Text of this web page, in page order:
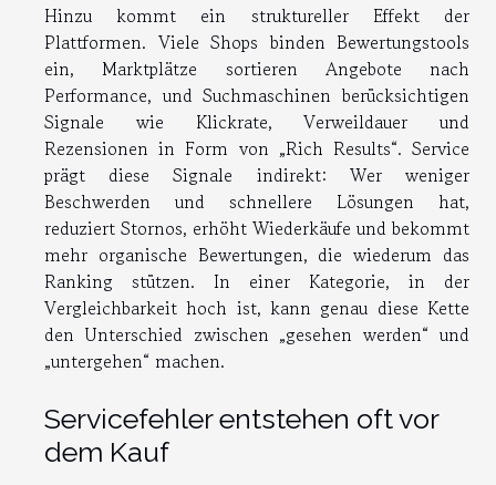
Hinzu kommt ein struktureller Effekt der
Plattformen. Viele Shops binden Bewertungstools
ein, Marktplätze sortieren Angebote nach
Performance, und Suchmaschinen berücksichtigen
Signale wie Klickrate, Verweildauer und
Rezensionen in Form von „Rich Results“. Service
prägt diese Signale indirekt: Wer weniger
Beschwerden und schnellere Lösungen hat,
reduziert Stornos, erhöht Wiederkäufe und bekommt
mehr organische Bewertungen, die wiederum das
Ranking stützen. In einer Kategorie, in der
Vergleichbarkeit hoch ist, kann genau diese Kette
den Unterschied zwischen „gesehen werden“ und
„untergehen“ machen.
Servicefehler entstehen oft vor
dem Kauf